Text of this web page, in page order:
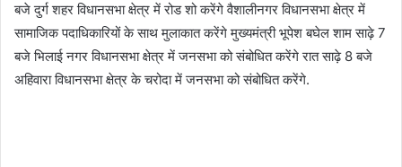
बजे दुर्ग शहर विधानसभा क्षेत्र में रोड शो करेंगे वैशालीनगर विधानसभा क्षेत्र में
सामाजिक पदाधिकारियों के साथ मुलाकात करेंगे मुख्यमंत्री भूपेश बघेल शाम साढ़े 7
बजे भिलाई नगर विधानसभा क्षेत्र में जनसभा को संबोधित करेंगे रात साढ़े 8 बजे
अहिवारा विधानसभा क्षेत्र के चरोदा में जनसभा को संबोधित करेंगे.